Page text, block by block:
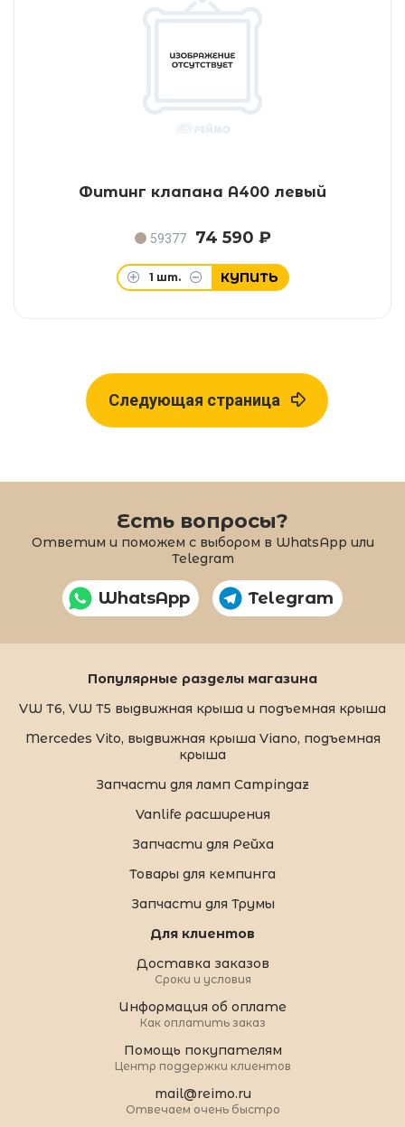
Фитинг клапана A400 левый
59377 74 590 ₽
1 шт. КУПИТЬ
Следующая страница
Есть вопросы?
Ответим и поможем с выбором в WhatsApp или
Telegram
WhatsApp Telegram
Популярные разделы магазина
VW T6, VW T5 выдвижная крыша и подъемная крыша
Mercedes Vito, выдвижная крыша Viano, подъемная
крыша
Запчасти для ламп Campingaz
Vanlife расширения
Запчасти для Рейха
Товары для кемпинга
Запчасти для Трумы
Для клиентов
Доставка заказов
Сроки и условия
Информация об оплате
Как оплатить заказ
Помощь покупателям
Центр поддержки клиентов
mail@reimo.ru
Отвечаем очень быстро